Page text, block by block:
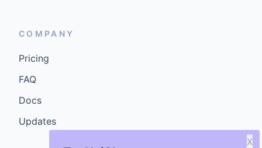
X
COMPANY
Pricing
FAQ
Docs
Updates